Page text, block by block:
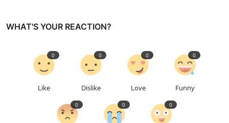
WHAT'S YOUR REACTION?
Like
0
Dislike
0
Love
0
Funny
0
0 0 0